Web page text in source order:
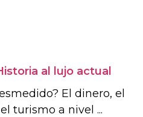
al lujo actual
El dinero, el
turismo a nivel ...